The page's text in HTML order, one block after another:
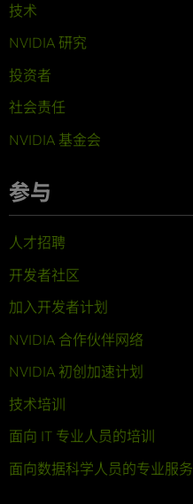
技术
NVIDIA 研究
投资者
社会责任
NVIDIA 基金会
参与
人才招聘
开发者社区
加入开发者计划
NVIDIA 合作伙伴网络
NVIDIA 初创加速计划
技术培训
面向 IT 专业人员的培训
面向数据科学人员的专业服务